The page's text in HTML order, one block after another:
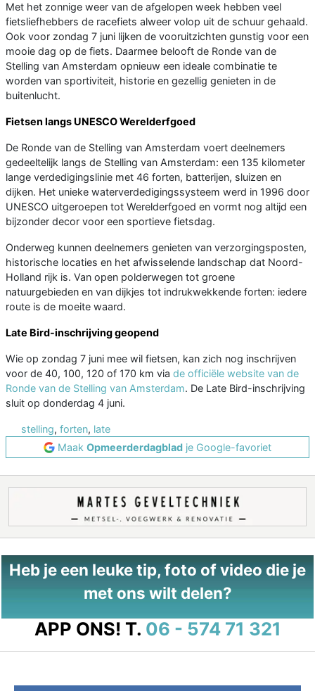
Met het zonnige weer van de afgelopen week hebben veel
fietsliefhebbers de racefiets alweer volop uit de schuur gehaald.
Ook voor zondag 7 juni lijken de vooruitzichten gunstig voor een
mooie dag op de fiets. Daarmee belooft de Ronde van de
Stelling van Amsterdam opnieuw een ideale combinatie te
worden van sportiviteit, historie en gezellig genieten in de
buitenlucht.
Fietsen langs UNESCO Werelderfgoed
De Ronde van de Stelling van Amsterdam voert deelnemers
gedeeltelijk langs de Stelling van Amsterdam: een 135 kilometer
lange verdedigingslinie met 46 forten, batterijen, sluizen en
dijken. Het unieke waterverdedigingssysteem werd in 1996 door
UNESCO uitgeroepen tot Werelderfgoed en vormt nog altijd een
bijzonder decor voor een sportieve fietsdag.
Onderweg kunnen deelnemers genieten van verzorgingsposten,
historische locaties en het afwisselende landschap dat Noord-
Holland rijk is. Van open polderwegen tot groene
natuurgebieden en van dijkjes tot indrukwekkende forten: iedere
route is de moeite waard.
Late Bird-inschrijving geopend
Wie op zondag 7 juni mee wil fietsen, kan zich nog inschrijven
voor de 40, 100, 120 of 170 km via de officiële website van de
Ronde van de Stelling van Amsterdam. De Late Bird-inschrijving
sluit op donderdag 4 juni.
stelling, forten, late
Maak Opmeerderdagblad je Google-favoriet
Heb je een leuke tip, foto of video die je
met ons wilt delen?
APP ONS! T. 06 - 574 71 321